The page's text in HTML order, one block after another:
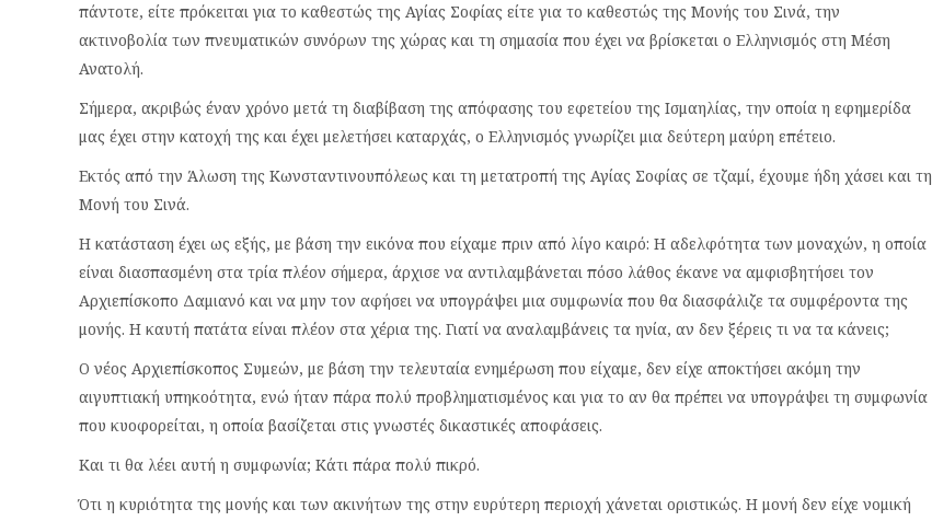
πάντοτε, είτε πρόκειται για το καθεστώς της Αγίας Σοφίας είτε για το καθεστώς της Μονής του Σινά, την
ακτινοβολία των πνευματικών συνόρων της χώρας και τη σημασία που έχει να βρίσκεται ο Ελληνισμός στη Μέση
Ανατολή.
Σήμερα, ακριβώς έναν χρόνο μετά τη διαβίβαση της απόφασης του εφετείου της Ισμαηλίας, την οποία η εφημερίδα
μας έχει στην κατοχή της και έχει μελετήσει καταρχάς, ο Ελληνισμός γνωρίζει μια δεύτερη μαύρη επέτειο.
Εκτός από την Άλωση της Κωνσταντινουπόλεως και τη μετατροπή της Αγίας Σοφίας σε τζαμί, έχουμε ήδη χάσει και τη
Μονή του Σινά.
Η κατάσταση έχει ως εξής, με βάση την εικόνα που είχαμε πριν από λίγο καιρό: Η αδελφότητα των μοναχών, η οποία
είναι διασπασμένη στα τρία πλέον σήμερα, άρχισε να αντιλαμβάνεται πόσο λάθος έκανε να αμφισβητήσει τον
Αρχιεπίσκοπο Δαμιανό και να μην τον αφήσει να υπογράψει μια συμφωνία που θα διασφάλιζε τα συμφέροντα της
μονής. Η καυτή πατάτα είναι πλέον στα χέρια της. Γιατί να αναλαμβάνεις τα ηνία, αν δεν ξέρεις τι να τα κάνεις;
Ο νέος Αρχιεπίσκοπος Συμεών, με βάση την τελευταία ενημέρωση που είχαμε, δεν είχε αποκτήσει ακόμη την
αιγυπτιακή υπηκοότητα, ενώ ήταν πάρα πολύ προβληματισμένος και για το αν θα πρέπει να υπογράψει τη συμφωνία
που κυοφορείται, η οποία βασίζεται στις γνωστές δικαστικές αποφάσεις.
Και τι θα λέει αυτή η συμφωνία; Κάτι πάρα πολύ πικρό.
Ότι η κυριότητα της μονής και των ακινήτων της στην ευρύτερη περιοχή χάνεται οριστικώς. Η μονή δεν είχε νομική